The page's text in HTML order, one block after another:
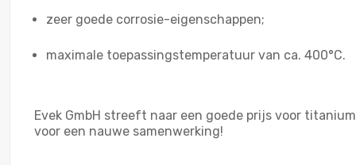
zeer goede corrosie-eigenschappen;
maximale toepassingstemperatuur van ca. 400°C.
Evek GmbH streeft naar een goede prijs voor
voor een nauwe samenwerking!